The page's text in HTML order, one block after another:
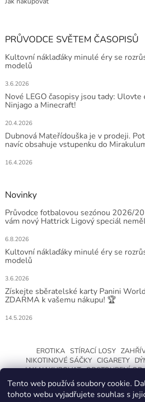
Tento web používá soubory cookie.
tohoto webu vyjadřujete souhlas s
PRŮVODCE SVĚTEM ČASOPISŮ
Kultovní náklaďáky minulé éry se
modelů
3.6.2026
Nové LEGO časopisy jsou tady:
Ninjago a Minecraft!
20.4.2026
Dubnová Mateřídouška je v prodeji.
navíc obsahuje vstupenku do
16.4.2026
Novinky
Průvodce fotbalovou sezónou 2026/
vám nový Hattrick Ligový speciál
6.8.2026
Kultovní náklaďáky minulé éry se
modelů
3.6.2026
Získejte sběratelské karty Panini
ZDARMA k vašemu nákupu! 🏆
14.5.2026
EROTIKA STÍRACÍ LOSY
NIKOTINOVÉ SÁČKY CIGARETY
JAK NAKUPOVAT ODSTOUPENÍ